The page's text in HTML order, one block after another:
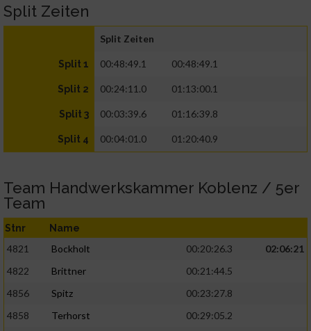
Split Zeiten
Split Zeiten
Split 1 00:48:49.1 00:48:49.1
Split 2 00:24:11.0 01:13:00.1
Split 3 00:03:39.6 01:16:39.8
Split 4 00:04:01.0 01:20:40.9
Team Handwerkskammer Koblenz / 5er
Team
Stnr Name
4821 Bockholt 00:20:26.3
02:06:21
4822
Brittner
00:21:44.5
4856
Spitz
00:23:27.8
4858
Terhorst
00:29:05.2